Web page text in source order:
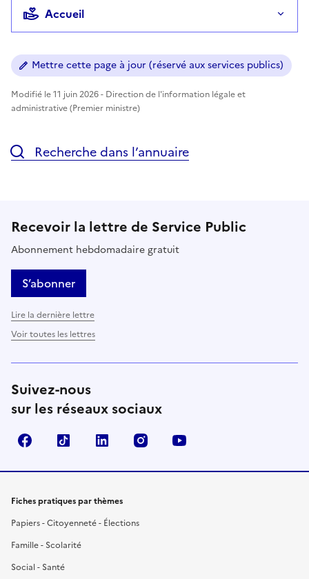
Accueil
Mettre cette page à jour (réservé aux services publics)
Modifié le 11 juin 2026 - Direction de l'information légale et
administrative (Premier ministre)
Recherche dans l’annuaire
Recevoir la lettre de Service Public
Abonnement hebdomadaire gratuit
S’abonner
Lire la dernière lettre
Voir toutes les lettres
Suivez-nous
sur les réseaux sociaux
FacebookTikTok LinkedIn Instagram
Fiches pratiques par thèmes
Papiers - Citoyenneté - Élections
Famille - Scolarité
Social - Santé